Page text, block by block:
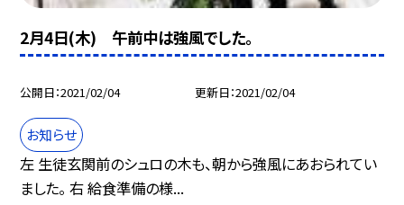
2月4日(木) 午前中は強風でした。
公開日 2021/02/04 更新日 2021/02/04
お知らせ
左 生徒玄関前のシュロの木も、朝から強風にあおられてい
ました。 右 給食準備の様...